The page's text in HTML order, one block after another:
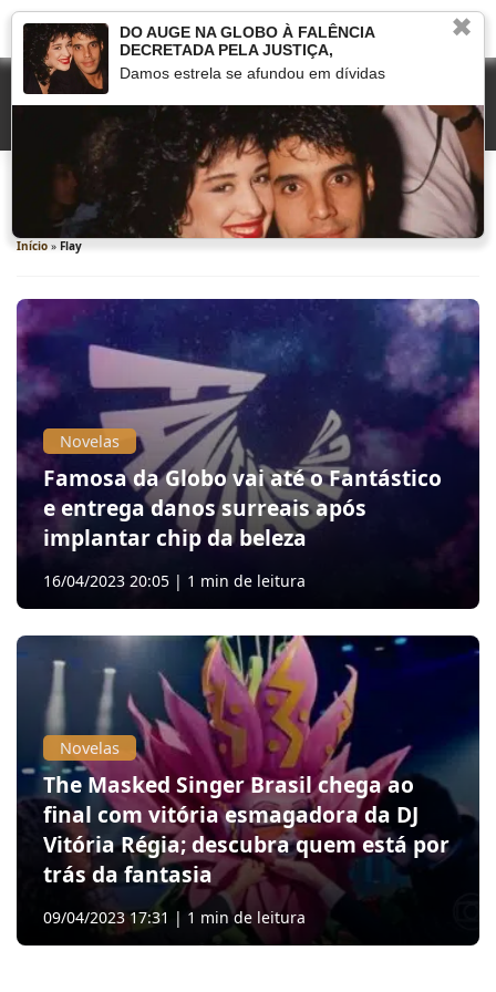
Flay
Início » Flay
Novelas
Famosa da Globo vai até o Fantástico
e entrega danos surreais após
implantar chip da beleza
16/04/2023 20:05 | 1 min de leitura
Novelas
The Masked Singer Brasil chega ao
final com vitória esmagadora da DJ
Vitória Régia; descubra quem está por
trás da fantasia
09/04/2023 17:31 | 1 min de leitura
✖
DO AUGE NA GLOBO À FALÊNCIA
DECRETADA PELA JUSTIÇA,
Damos estrela se afundou em dívidas